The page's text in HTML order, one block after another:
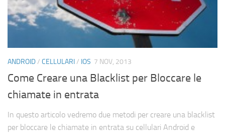
ANDROID/ CELLULARI/ IOS 7 NOV, 2013
Come Creare una Blacklist per Bloccare le
chiamate in entrata
In questo articolo vedremo due metodi per creare una blacklist
per bloccare le chiamate in entrata su cellulari Android e